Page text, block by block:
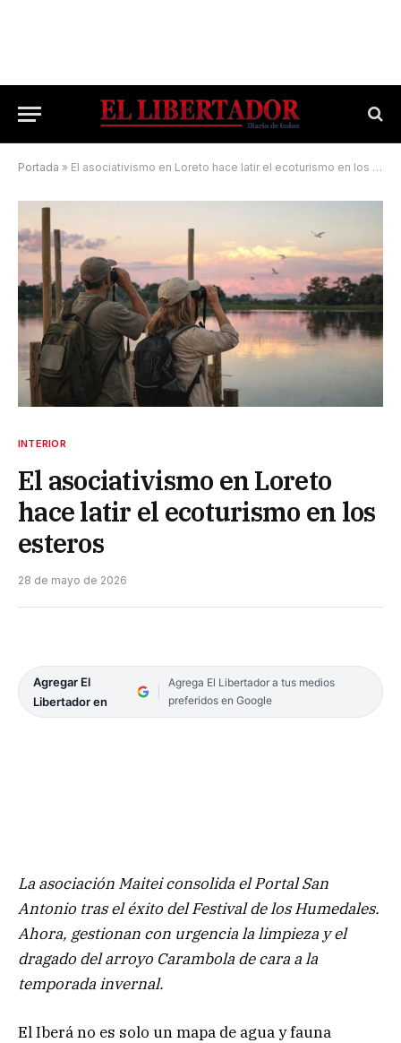
Portada » El asociativismo en Loreto hace latir el ecoturismo en los esteros
INTERIOR
El asociativismo en Loreto
hace latir el ecoturismo en los
esteros
28 de mayo de 2026
Agregar El
Libertador en
Agrega El Libertador a tus medios
preferidos en Google
La asociación Maitei consolida el Portal San
Antonio tras el éxito del Festival de los Humedales.
Ahora, gestionan con urgencia la limpieza y el
dragado del arroyo Carambola de cara a la
temporada invernal.
El Iberá no es solo un mapa de agua y fauna